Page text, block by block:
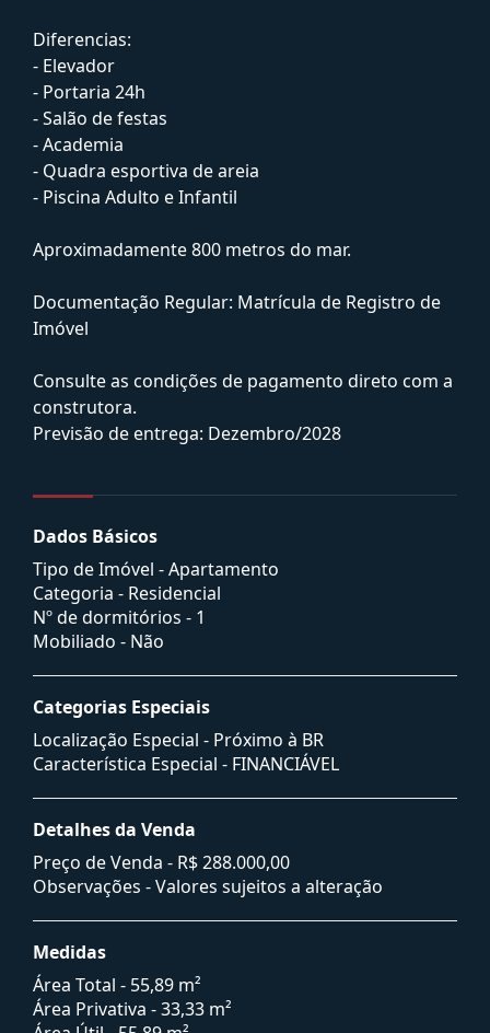
Diferencias:
- Elevador
- Portaria 24h
- Salão de festas
- Academia
- Quadra esportiva de areia
- Piscina Adulto e Infantil
Aproximadamente 800 metros do mar.
Documentação Regular: Matrícula de Registro de
Imóvel
Consulte as condições de pagamento direto com a
construtora.
Previsão de entrega: Dezembro/2028
Dados Básicos
Tipo de Imóvel - Apartamento
Categoria - Residencial
Nº de dormitórios - 1
Mobiliado - Não
Categorias Especiais
Localização Especial - Próximo à BR
Característica Especial - FINANCIÁVEL
Detalhes da Venda
Preço de Venda - R$ 288.000,00
Observações - Valores sujeitos a alteração
Medidas
Área Total - 55,89 m²
Área Privativa - 33,33 m²